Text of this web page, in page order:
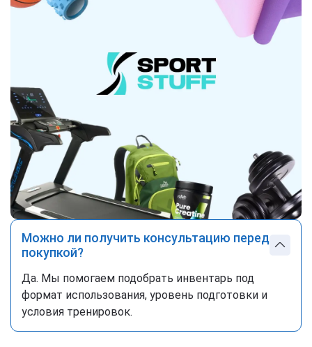
Можно ли получить консультацию перед
покупкой?
Да. Мы помогаем подобрать инвентарь под
формат использования, уровень подготовки и
условия тренировок.